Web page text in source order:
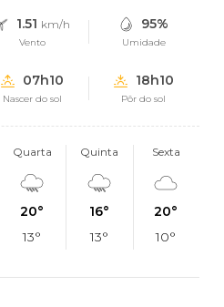
1.51 km/h
Vento
95%
Umidade
07h10
Nascer do sol
18h10
Pôr do sol
Quarta
20°
13°
Quinta
16°
13°
Sexta
20°
10°